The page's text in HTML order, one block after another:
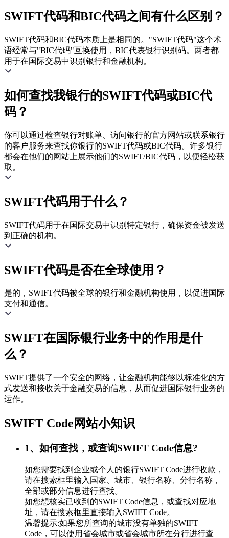
SWIFT代码和BIC代码之间有什么区别？
SWIFT代码和BIC代码本质上是相同的。"SWIFT代码"这个术
语经常与"BIC代码"互换使用，BIC代表银行识别码。两者都
用于在国际交易中识别银行和金融机构。
如何查找我银行的SWIFT代码或BIC代
码？
你可以通过检查银行对账单、访问银行的官方网站或联系银行
的客户服务来查找你银行的SWIFT代码或BIC代码。许多银行
都会在他们的网站上展示他们的SWIFT/BIC代码，以便轻松获
取。
SWIFT代码用于什么？
SWIFT代码用于在国际交易中识别特定银行，确保资金被发送
到正确的机构。
SWIFT代码是否在全球使用？
是的，SWIFT代码被全球的银行和金融机构使用，以促进国际
支付和通信。
SWIFT在国际银行业务中的作用是什
么？
SWIFT提供了一个安全的网络，让金融机构能够以标准化的方
式发送和接收关于金融交易的信息，从而促进国际银行业务的
运作。
SWIFT Code网站小知识
1、如何查找，或查询SWIFT Code信息?
如您需要找到企业或个人的银行SWIFT Code进行收款，
请在搜索框里输入国家、城市、银行名称、分行名称，
全部或部分信息进行查找。
如您想核实已收到的SWIFT Code信息，或查找对应地
址，请在搜索框里直接输入SWIFT Code。
温馨提示:如果您所查询的城市没有单独的SWIFT
Code，可以使用省会城市或省会城市所在分行进行查